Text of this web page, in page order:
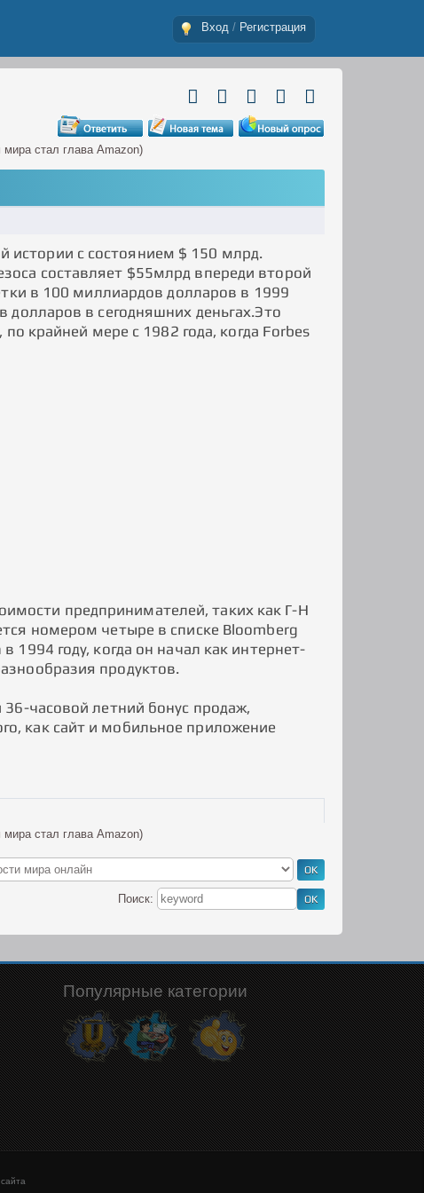
Вход / Регистрация
стал глава Amazon)
истории с состоянием $ 150 млрд.
составляет $55млрд впереди второй
в 100 миллиардов долларов в 1999
долларов в сегодняшних деньгах.Это
крайней мере с 1982 года, когда Forbes
предпринимателей, таких как Г-Н
номером четыре в списке Bloomberg
1994 году, когда он начал как интернет-
продуктов.
36-часовой летний бонус продаж,
как сайт и мобильное приложение
стал глава Amazon)
Поиск:
Популярные категории